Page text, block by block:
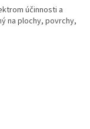
účinnosti a
na plochy, povrchy,